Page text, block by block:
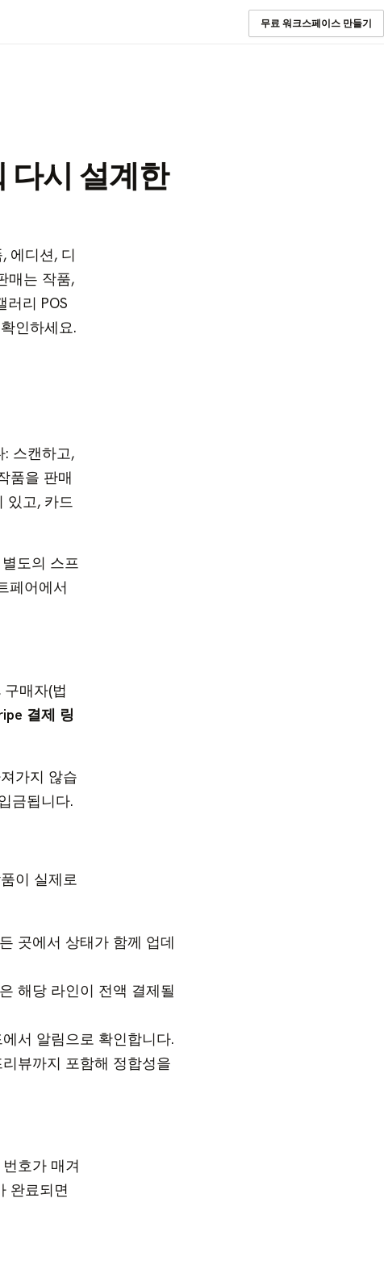
무료 워크스페이스 만들기
다시 설계한
에디션, 디
매는 작품,
리 POS
인하세요.
: 스캔하고,
품을 판매
있고, 카드
도의 스프
페어에서
매자(법
결제 링
가지 않습
금됩니다.
이 실제로
곳에서 상태가 함께 업데
해당 라인이 전액 결제될
서 알림으로 확인합니다.
뷰까지 포함해 정합성을
번호가 매겨
완료되면